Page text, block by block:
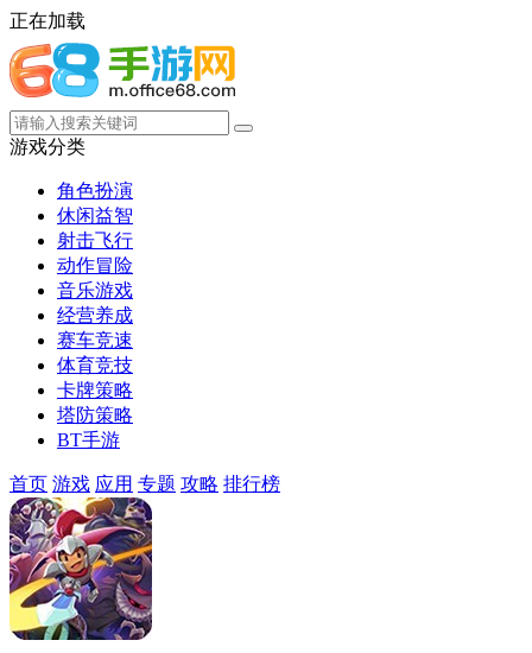
正在加载
游戏分类
角色扮演
休闲益智
射击飞行
动作冒险
音乐游戏
经营养成
赛车竞速
体育竞技
卡牌策略
塔防策略
BT手游
首页 游戏 应用 专题 攻略 排行榜